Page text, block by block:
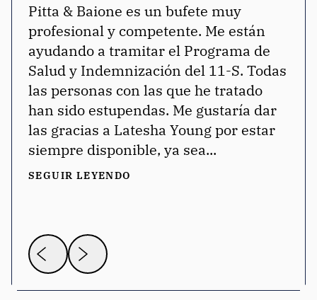
Pitta & Baione es un bufete muy
profesional y competente. Me están
ayudando a tramitar el Programa de
Salud y Indemnización del 11-S. Todas
las personas con las que he tratado
han sido estupendas. Me gustaría dar
las gracias a Latesha Young por estar
siempre disponible, ya sea...
SEGUIR LEYENDO